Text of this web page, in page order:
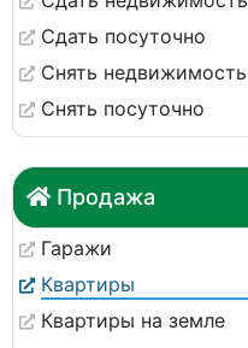
Сдать посуточно
Снять недвижимость
Снять посуточно
Продажа
Гаражи
Квартиры
Квартиры на земле